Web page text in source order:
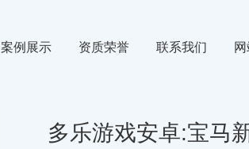
案例展示 资质荣誉 联系我们
多乐游戏安卓:宝马